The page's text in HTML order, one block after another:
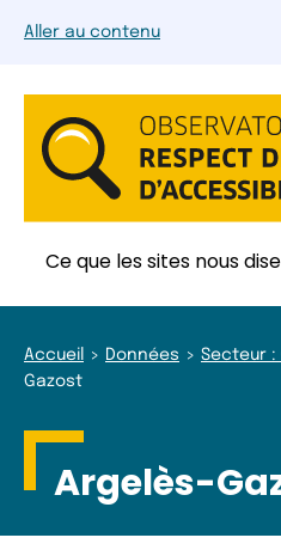
Aller au contenu
Ce que les sites nous
Accueil Données Secteur :
Gazost
Argelès-